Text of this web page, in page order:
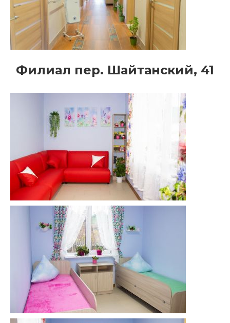
Филиал пер. Шайтанский, 41